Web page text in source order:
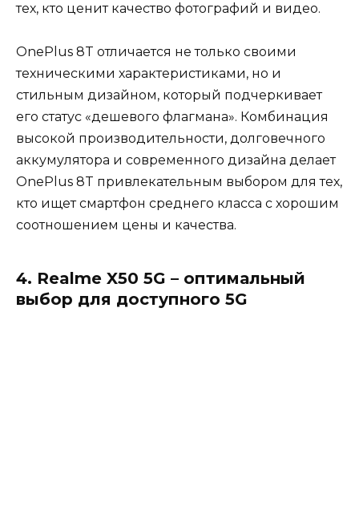
тех, кто ценит качество фотографий и видео.
OnePlus 8T отличается не только своими
техническими характеристиками, но и
стильным дизайном, который подчеркивает
его статус «дешевого флагмана». Комбинация
высокой производительности, долговечного
аккумулятора и современного дизайна делает
OnePlus 8T привлекательным выбором для тех,
кто ищет смартфон среднего класса с хорошим
соотношением цены и качества.
4. Realme X50 5G – оптимальный
выбор для доступного 5G